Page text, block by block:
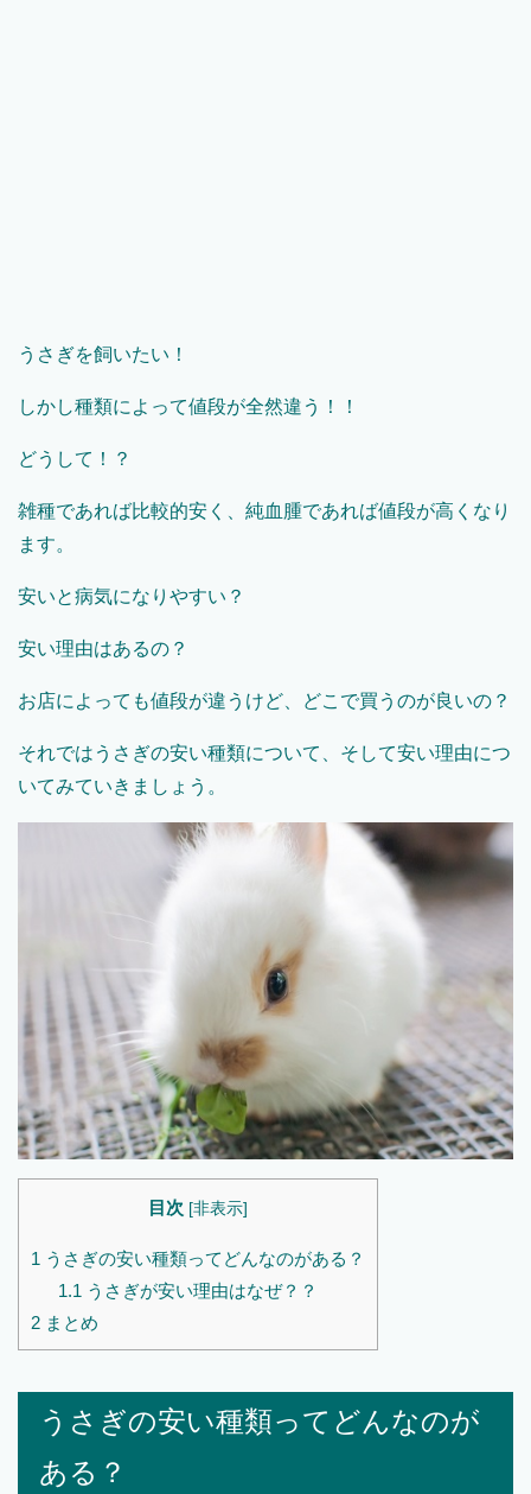
うさぎを飼いたい！
しかし種類によって値段が全然違う！！
どうして！？
雑種であれば比較的安く、純血腫であれば値段が高くなり
ます。
安いと病気になりやすい？
安い理由はあるの？
お店によっても値段が違うけど、どこで買うのが良いの？
それではうさぎの安い種類について、そして安い理由につ
いてみていきましょう。
目次 [非表示]
1 うさぎの安い種類ってどんなのがある？
1.1 うさぎが安い理由はなぜ？？
2 まとめ
うさぎの安い種類ってどんなのが
ある？